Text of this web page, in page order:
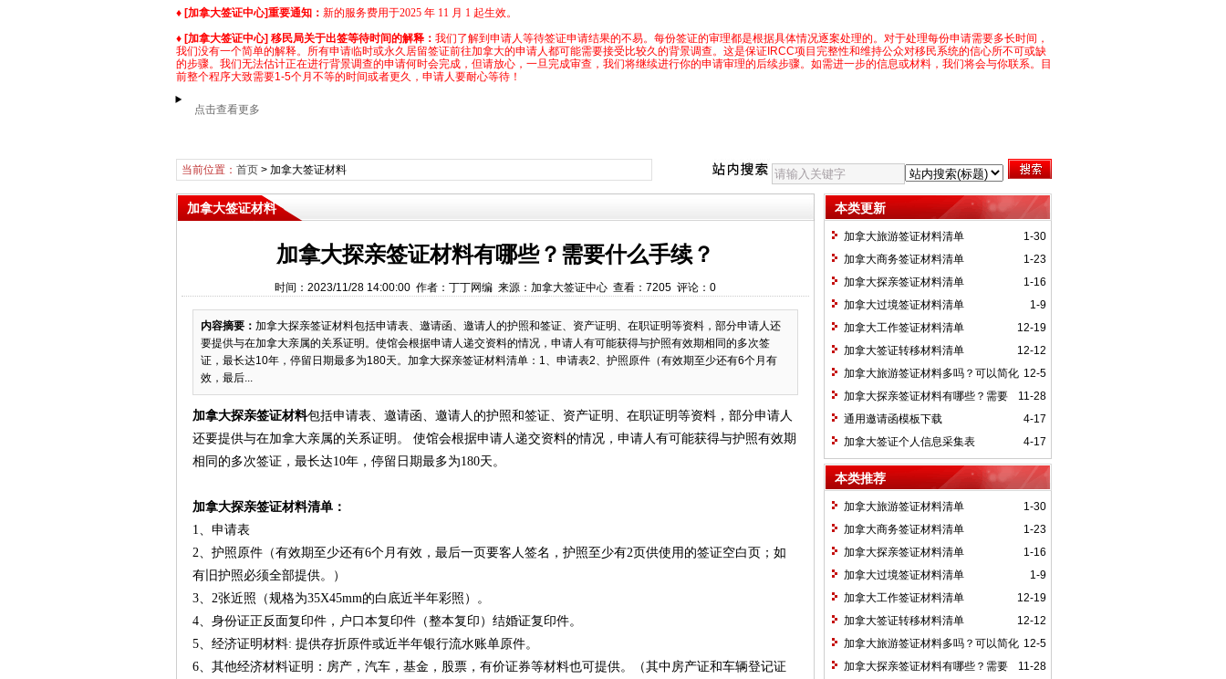
♦ [加拿大签证中心]重要通知： 新的服务费用于2025 年 11 月 1 起生效。
♦ [加拿大签证中心] 移民局关于出签等待时间的解释： 我们了解到申请人等待签证申请结果的不易。每份签证的审理都是根据具体情况逐案处理的。对于处理每份申请需要多长时间，
我们没有一个简单的解释。所有申请临时或永久居留签证前往加拿大的申请人都可能需要接受比较久的背景调查。这是保证IRCC项目完整性和维持公众对移民系统的信心所不可或缺
的步骤。我们无法估计正在进行背景调查的申请何时会完成，但请放心，一旦完成审查，我们将继续进行你的申请审理的后续步骤。如需进一步的信息或材料，我们将会与你联系。目
前整个程序大致需要1-5个月不等的时间或者更久，申请人要耐心等待！
点击查看更多
当前位置： 首页> 加拿大签证材料
加拿大签证材料
加拿大探亲签证材料有哪些？需要什么手续？
时间：2023/11/28 14:00:00 作者：丁丁网编 来源：加拿大签证中心 查看：7205 评论：0
内容摘要： 加拿大探亲签证材料包括申请表、邀请函、邀请人的护照和签证、资产证明、在职证明等资料，部分申请人还
要提供与在加拿大亲属的关系证明。使馆会根据申请人递交资料的情况，申请人有可能获得与护照有效期相同的多次签
证，最长达10年，停留日期最多为180天。加拿大探亲签证材料清单：1、申请表2、护照原件（有效期至少还有6个月有
效，最后...
加拿大探亲签证材料包括申请表、邀请函、邀请人的护照和签证、资产证明、在职证明等资料，部分申请人
还要提供与在加拿大亲属的关系证明。 使馆会根据申请人递交资料的情况，申请人有可能获得与护照有效期
相同的多次签证，最长达10年，停留日期最多为180天。
加拿大探亲签证材料清单：
1、申请表
2、护照原件（有效期至少还有6个月有效，最后一页要客人签名，护照至少有2页供使用的签证空白页；如
有旧护照必须全部提供。）
3、2张近照（规格为35X45mm的白底近半年彩照）。
4、身份证正反面复印件，户口本复印件（整本复印）结婚证复印件。
5、经济证明材料: 提供存折原件或近半年银行流水账单原件。
6、其他经济材料证明：房产，汽车，基金，股票，有价证券等材料也可提供。（其中房产证和车辆登记证
本类更新
1-30
加拿大旅游签证材料清单
1-23
加拿大商务签证材料清单
1-16
加拿大探亲签证材料清单
1-9
加拿大过境签证材料清单
12-19
加拿大工作签证材料清单
12-12
加拿大签证转移材料清单
12-5
加拿大旅游签证材料多吗？可以简化
吗？
11-28
加拿大探亲签证材料有哪些？需要
什么手续？
4-17
通用邀请函模板下载
4-17
加拿大签证个人信息采集表
本类推荐
1-30
加拿大旅游签证材料清单
1-23
加拿大商务签证材料清单
1-16
加拿大探亲签证材料清单
1-9
加拿大过境签证材料清单
12-19
加拿大工作签证材料清单
12-12
加拿大签证转移材料清单
12-5
加拿大旅游签证材料多吗？可以简化
吗？
11-28
加拿大探亲签证材料有哪些？需要